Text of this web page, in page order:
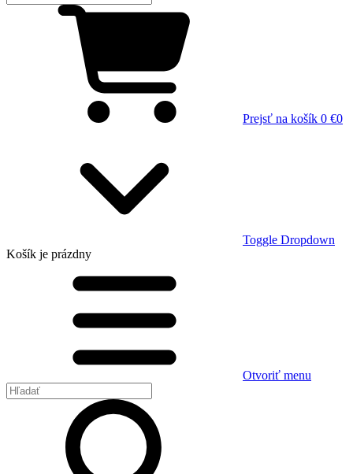
Prejsť na košík 0 €0
Toggle Dropdown
Košík je prázdny
Otvoriť menu